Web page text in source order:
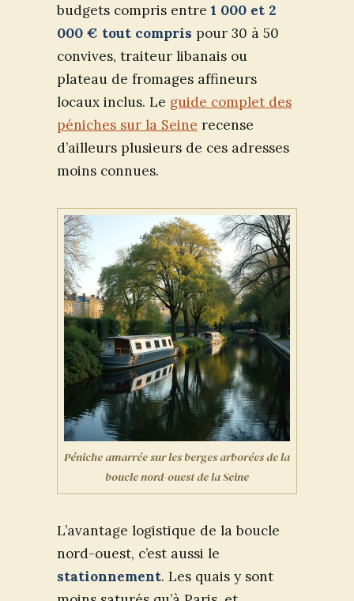
budgets compris entre 1 000 et 2
000 € tout compris pour 30 à 50
convives, traiteur libanais ou
plateau de fromages affineurs
locaux inclus. Le guide complet des
péniches sur la Seine recense
d’ailleurs plusieurs de ces adresses
moins connues.
Péniche amarrée sur les berges arborées de la
boucle nord-ouest de la Seine
L’avantage logistique de la boucle
nord-ouest, c’est aussi le
stationnement. Les quais y sont